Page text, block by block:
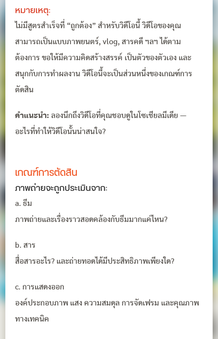
หมายเหตุ:
ไม่มีสูตรสำเร็จที่ “ถูกต้อง” สำหรับวิดีโอนี้ วิดีโอของคุณ
สามารถเป็นแบบภาพยนตร์, vlog, สารคดี ฯลฯ ได้ตาม
ต้องการ ขอให้มีความคิดสร้างสรรค์ เป็นตัวของตัวเอง และ
สนุกกับการทำผลงาน วิดีโอนี้จะเป็นส่วนหนึ่งของเกณฑ์การ
ตัดสิน
คำแนะนำ:ลองนึกถึงวิดีโอที่คุณชอบดูในโซเชียลมีเดีย —
อะไรที่ทำให้วิดีโอนั้นน่าสนใจ?
เกณฑ์การตัดสิน
ภาพถ่ายจะถูกประเมินจาก:
a. ธีม
ภาพถ่ายและเรื่องราวสอดคล้องกับธีมมากแค่ไหน?
b. สาร
สื่อสารอะไร? และถ่ายทอดได้มีประสิทธิภาพเพียงใด?
c. การแสดงออก
องค์ประกอบภาพ แสง ความสมดุล การจัดเฟรม และคุณภาพ
ทางเทคนิค